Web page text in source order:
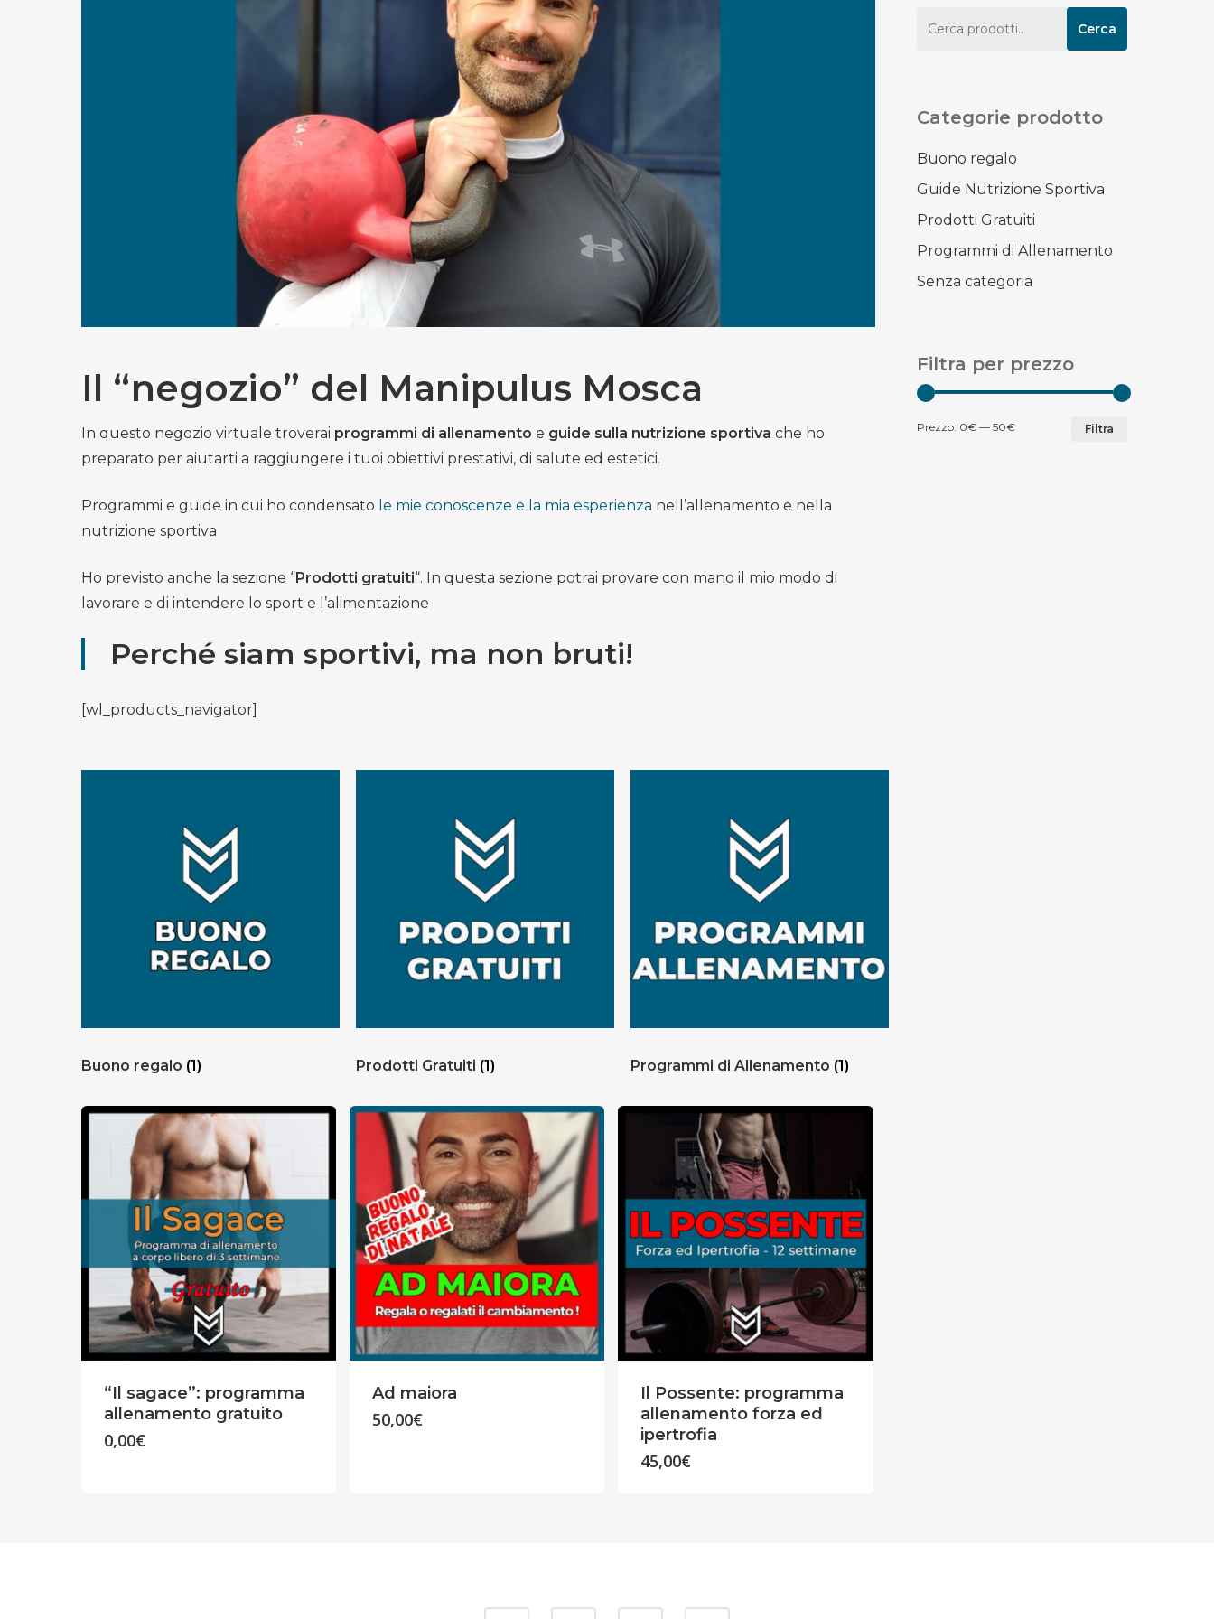
Il “negozio” del Manipulus Mosca
In questo negozio virtuale troverai programmi di allenamento e guide sulla nutrizione sportiva che ho
preparato per aiutarti a raggiungere i tuoi obiettivi prestativi, di salute ed estetici.
Programmi e guide in cui ho condensato le mie conoscenze e la mia esperienza nell’allenamento e nella
nutrizione sportiva
Ho previsto anche la sezione “Prodotti gratuiti“. In questa sezione potrai provare con mano il mio modo di
lavorare e di intendere lo sport e l’alimentazione
Perché siam sportivi, ma non bruti!
[wl_products_navigator]
Buono regalo (1) Prodotti Gratuiti (1) Programmi di Allenamento (1)
“Il sagace”: programma
allenamento gratuito
0,00€
Ad maiora
50,00€
Il Possente: programma
allenamento forza ed
ipertrofia
45,00€
Cerca
Categorie prodotto
Buono regalo
Guide Nutrizione Sportiva
Prodotti Gratuiti
Programmi di Allenamento
Senza categoria
Filtra per prezzo
Filtra
Prezzo: 0€ —50€